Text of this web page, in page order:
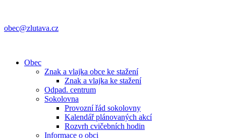
obec@zlutava.cz
Obec
Znak a vlajka obce ke stažení
Znak a vlajka ke stažení
Odpad. centrum
Sokolovna
Provozní řád sokolovny
Kalendář plánovaných akcí
Rozvrh cvičebních hodin
Informace o obci